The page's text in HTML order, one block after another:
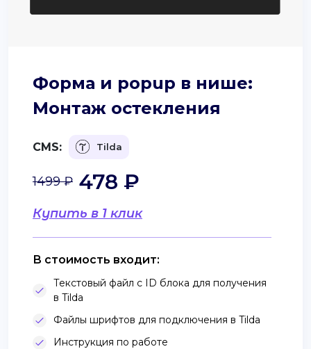
Форма и popup в нише:
Монтаж остекления
CMS: Tilda
Купить в 1 клик
1499 ₽ 478 ₽
В стоимость входит:
Текстовый файл с ID блока для получения
в Tilda
Файлы шрифтов для подключения в Tilda
Инструкция по работе